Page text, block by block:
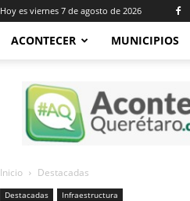
Hoy es viernes 7 de agosto de 2026
ACONTECER MUNICIPIOS
Acontecer
Querétaro
Inicio Destacadas
Destacadas Infraestructura